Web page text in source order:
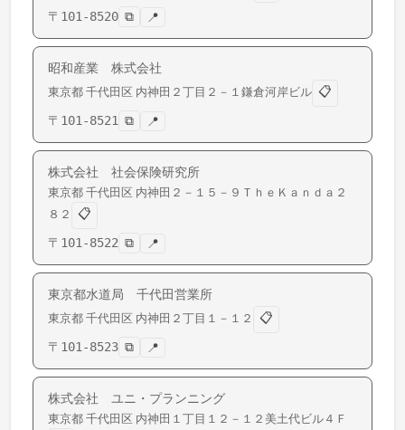
〒 101-8520 ⧉ 📍
昭和産業 株式会社
東京都 千代田区 内神田 ２丁目２－１鎌倉河岸ビル 📋
〒 101-8521 ⧉ 📍
株式会社 社会保険研究所
東京都 千代田区 内神田 ２－１５－９ＴｈｅＫａｎｄａ２
８２
📋
〒 101-8522 ⧉ 📍
東京都水道局 千代田営業所
東京都 千代田区 内神田 ２丁目１－１２
📋
〒 101-8523 ⧉ 📍
株式会社 ユニ・プランニング
東京都 千代田区 内神田 １丁目１２－１２美土代ビル４Ｆ